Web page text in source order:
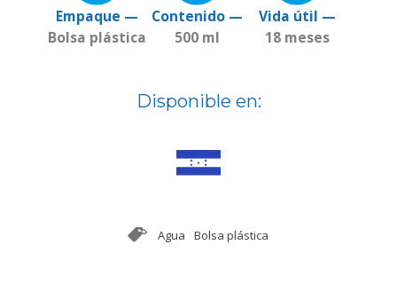
Empaque —
Bolsa plástica
Contenido —
500 ml
Vida útil —
18 meses
Disponible en:
Agua Bolsa plástica